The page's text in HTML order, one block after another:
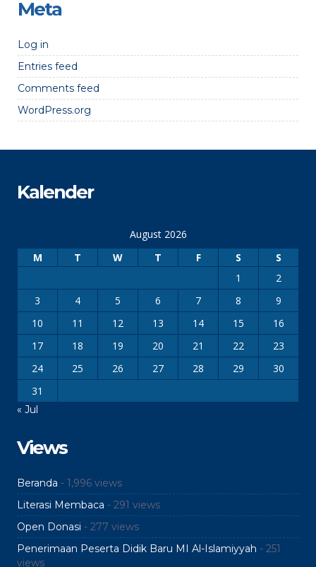
Meta
Log in
Entries feed
Comments feed
WordPress.org
Kalender
August 2026
M
T W T F S
S
1
2
3
4 5 6 7 8
9
10
11 12 13 14 15
16
17
18 19 20 21 22
23
24
25 26 27 28 29
30
31
« Jul
Views
Beranda - 1,996 views
Literasi Membaca - 291 views
Open Donasi - 277 views
Penerimaan Peserta Didik Baru MI Al-Islamiyyah - 251
views